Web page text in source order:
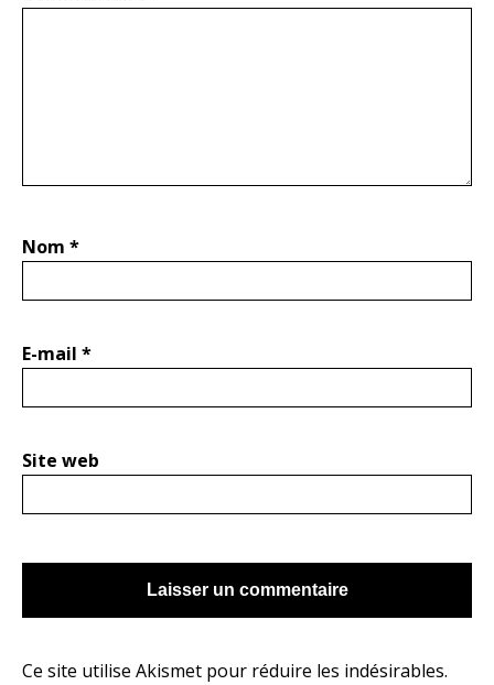
Nom *
E-mail *
Site web
Ce site utilise Akismet pour réduire les indésirables.